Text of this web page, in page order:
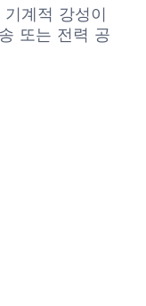
계적 강성이
또는 전력 공